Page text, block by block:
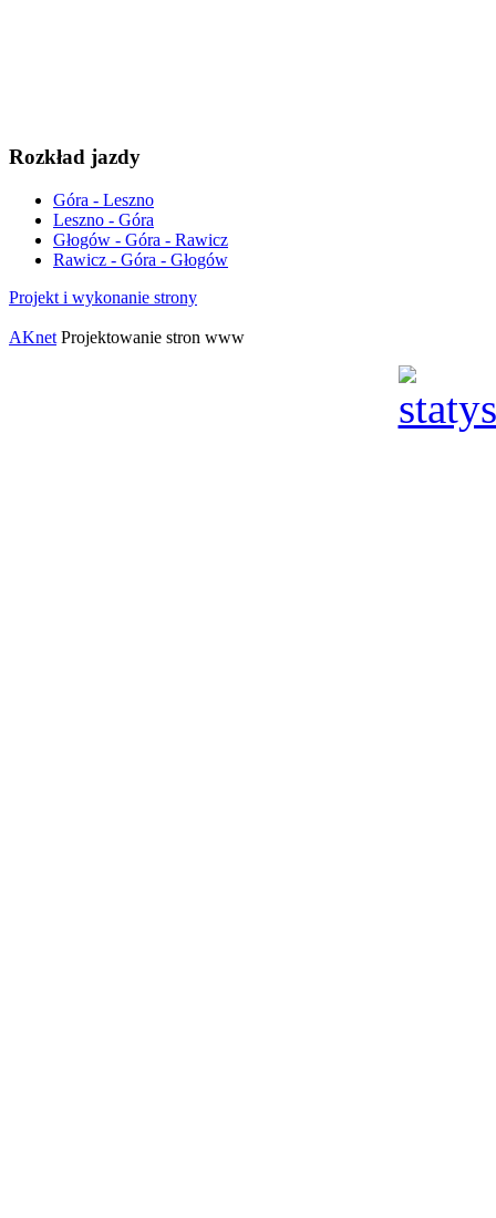
Rozkład jazdy
Góra - Leszno
Leszno - Góra
Głogów - Góra - Rawicz
Rawicz - Góra - Głogów
Projekt i wykonanie strony
AKnet Projektowanie stron www